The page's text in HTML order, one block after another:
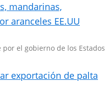
mandarinas,
aranceles EE.UU
el gobierno de los Estados
exportación de palta